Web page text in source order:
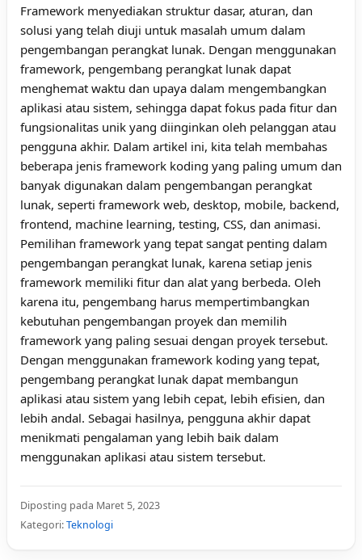
Framework menyediakan struktur dasar, aturan, dan
solusi yang telah diuji untuk masalah umum dalam
pengembangan perangkat lunak. Dengan menggunakan
framework, pengembang perangkat lunak dapat
menghemat waktu dan upaya dalam mengembangkan
aplikasi atau sistem, sehingga dapat fokus pada fitur dan
fungsionalitas unik yang diinginkan oleh pelanggan atau
pengguna akhir. Dalam artikel ini, kita telah membahas
beberapa jenis framework koding yang paling umum dan
banyak digunakan dalam pengembangan perangkat
lunak, seperti framework web, desktop, mobile, backend,
frontend, machine learning, testing, CSS, dan animasi.
Pemilihan framework yang tepat sangat penting dalam
pengembangan perangkat lunak, karena setiap jenis
framework memiliki fitur dan alat yang berbeda. Oleh
karena itu, pengembang harus mempertimbangkan
kebutuhan pengembangan proyek dan memilih
framework yang paling sesuai dengan proyek tersebut.
Dengan menggunakan framework koding yang tepat,
pengembang perangkat lunak dapat membangun
aplikasi atau sistem yang lebih cepat, lebih efisien, dan
lebih andal. Sebagai hasilnya, pengguna akhir dapat
menikmati pengalaman yang lebih baik dalam
menggunakan aplikasi atau sistem tersebut.
Diposting pada Maret 5, 2023
Kategori:Teknologi